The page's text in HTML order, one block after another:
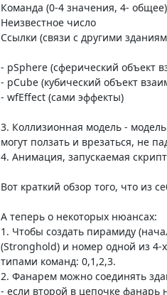
Команда (0-4 значения, 4- общее)
Неизвестное число
Ссылки (связи с другими
- pSphere (сферический объект
- pCube (кубический объект
- wfEffect (сами эффекты)
3. Коллизионная модель -
могут ползать и врезаться, не
4. Анимация, запускаемая
Вот краткий обзор того, что из
А теперь о некоторых нюансах:
1. Чтобы создать пирамиду
(Stronghold) и номер одной из 4-
типами команд: 0,1,2,3.
2. Фанарем можно соединять
- если второй в цепочке